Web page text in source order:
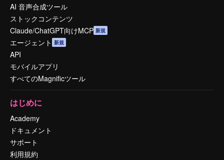
AI 音声合成ツール
ストックコンテンツ
Claude/ChatGPT向けMCP 新規
エージェント 新規
API
モバイルアプリ
すべてのMagnificツール
はじめに
Academy
ドキュメント
サポート
利用規約